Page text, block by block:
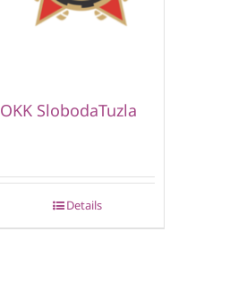
OKK SlobodaTuzla
Details